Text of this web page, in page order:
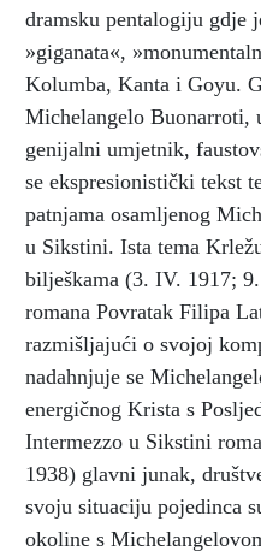
dramsku pentalogiju gdje
»giganata«,
Kolumba, Kanta i Goyu.
Michelangelo Buonarroti,
genijalni umjetnik,
se ekspresionistički tekst
patnjama osamljenog
u Sikstini. Ista tema
bilješkama (3. IV. 1917;
romana Povratak Filipa
razmišljajući o svojoj
nadahnjuje se
energičnog Krista s
Intermezzo u Sikstini
1938) glavni junak,
svoju situaciju pojedinca
okoline s